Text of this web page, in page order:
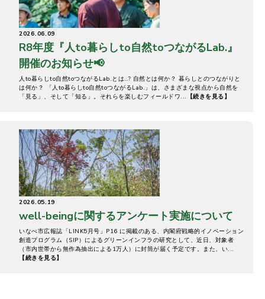
2026.06.09
R8年度『人to暮らしto自然toつながるLab.』
開催のお知らせ📢
人to暮らしto自然toつながるLab.とは…? 自然とは何か？ 暮らしとのつながりと
は何か？ 「人to暮らしto自然toつながるLab.」は、さまざまな視点から自然を
「見る」、そして「知る」。それらを楽しむフィールドワ... 【続きを見る】
2026.05.19
well-beingに関するアンケート実施について
いなべ市広報誌「LINK5月号」P16 に掲載のある、内閣府戦略的イノベーション
創造プログラム（SIP）によるグリーンインフラの研究として、近日、対象者
（市内世帯から無作為抽出による1万人）に封筒が届く予定です。また、い...
【続きを見る】